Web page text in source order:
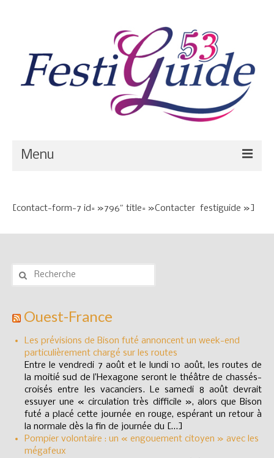
Menu
Salles
[contact-form-7 id= »796″ title= »Contacter festiguide »]
Rechercher
Ouest-France
Les prévisions de Bison futé annoncent un week-end
particulièrement chargé sur les routes
Entre le vendredi 7 août et le lundi 10 août, les routes de
la moitié sud de l’Hexagone seront le théâtre de chassés-
croisés entre les vacanciers. Le samedi 8 août devrait
essuyer une « circulation très difficile », alors que Bison
futé a placé cette journée en rouge, espérant un retour à
la normale dès la fin de journée du […]
Pompier volontaire : un « engouement citoyen » avec les
mégafeux